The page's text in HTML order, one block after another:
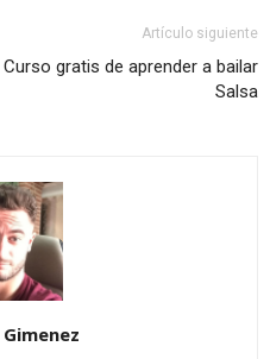
Artículo siguiente
Curso gratis de aprender a bailar
Salsa